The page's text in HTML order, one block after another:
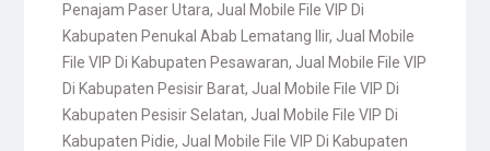
Penajam Paser Utara, Jual Mobile File VIP Di
Kabupaten Penukal Abab Lematang Ilir, Jual Mobile
File VIP Di Kabupaten Pesawaran, Jual Mobile File VIP
Di Kabupaten Pesisir Barat, Jual Mobile File VIP Di
Kabupaten Pesisir Selatan, Jual Mobile File VIP Di
Kabupaten Pidie, Jual Mobile File VIP Di Kabupaten